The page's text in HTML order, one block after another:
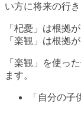
い方に将来の行
「杞憂」は根拠
「楽観」は根拠
「楽観」を使っ
ます。
「自分の子